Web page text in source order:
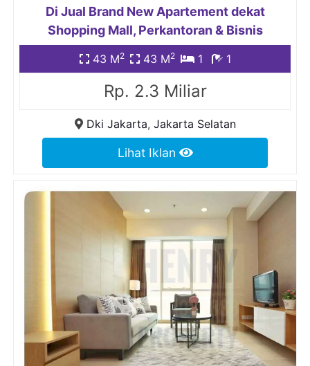
Di Jual Brand New Apartement dekat
Shopping Mall, Perkantoran & Bisnis
43 M2 43 M2 1 1
Rp. 2.3 Miliar
Dki Jakarta, Jakarta Selatan
Lihat Iklan